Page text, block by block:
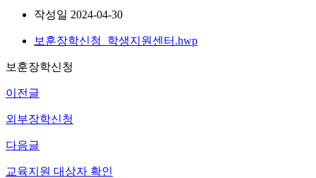
작성일 2024-04-30
보훈장학신청_학생지원센터.hwp
보훈장학신청
이전글
외부장학신청
다음글
교육지원 대상자 확인